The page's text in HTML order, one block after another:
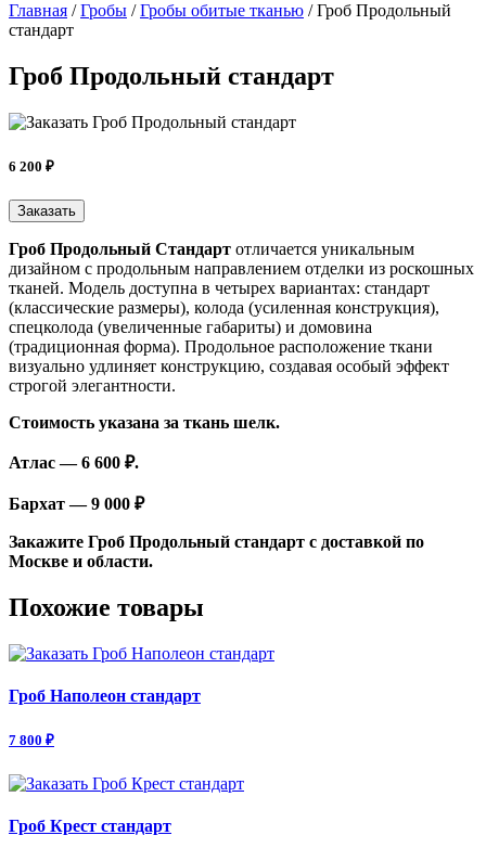
Главная /Гробы /Гробы обитые тканью /Гроб Продольный
стандарт
Гроб Продольный стандарт
6 200 ₽
Заказать
Гроб Продольный Стандарт отличается уникальным
дизайном с продольным направлением отделки из роскошных
тканей. Модель доступна в четырех вариантах: стандарт
(классические размеры), колода (усиленная конструкция),
спецколода (увеличенные габариты) и домовина
(традиционная форма). Продольное расположение ткани
визуально удлиняет конструкцию, создавая особый эффект
строгой элегантности.
Стоимость указана за ткань шелк.
Атлас — 6 600 ₽.
Бархат — 9 000 ₽
Закажите Гроб Продольный стандарт с доставкой по
Москве и области.
Похожие товары
Гроб Наполеон стандарт
7 800 ₽
Гроб Крест стандарт